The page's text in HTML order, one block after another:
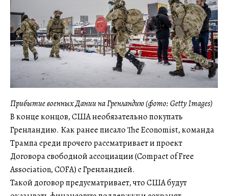
Прибытие военных Дании на Гренландию (фото: Getty Images)
В конце концов, США необязательно покупать
Гренландию. Как ранее писало The Economist, команда
Трампа среди прочего рассматривает и проект
Договора свободной ассоциации (Compact of Free
Association, COFA) с Гренландией.
Такой договор предусматривает, что США будут